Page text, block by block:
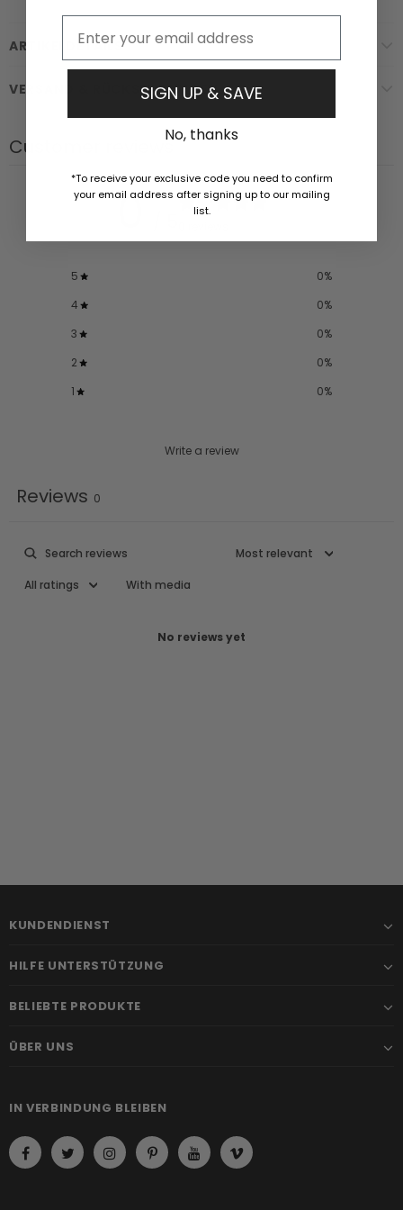
ARTIKELDETAILS
VERSAND & RÜCKSENDUNGEN
Customer reviews
0
5 0%
4
0%
3
0%
2
0%
1
0%
Write a review
Reviews 0
With media
No reviews yet
KUNDENDIENST
HILFE UNTERSTÜTZUNG
BELIEBTE PRODUKTE
ÜBER UNS
IN VERBINDUNG BLEIBEN
SIGN UP & SAVE
No, thanks
*To receive your exclusive code you need to confirm
your email address after signing up to our mailing
list.